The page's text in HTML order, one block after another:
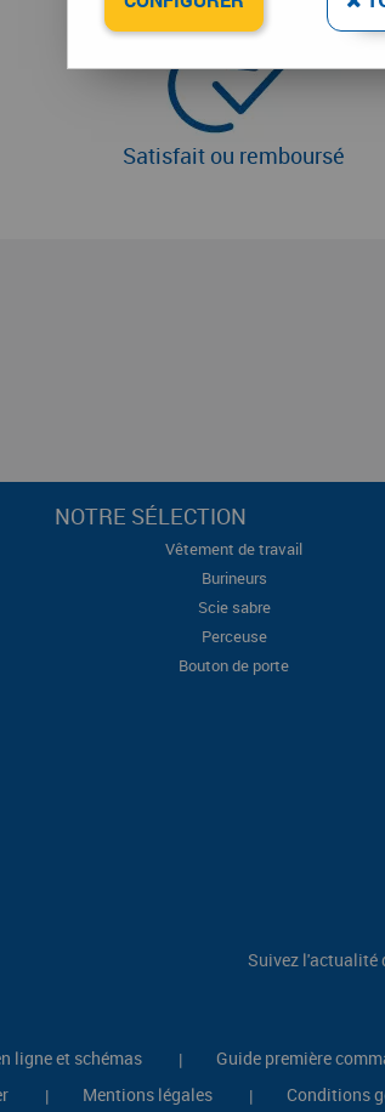
Satisfait ou remboursé
NOTRE SÉLECTION
Vêtement de travail
Burineurs
Scie sabre
Perceuse
Bouton de porte
Suivez l'actualité
ligne et schémas | Guide première
| Mentions légales | Conditions